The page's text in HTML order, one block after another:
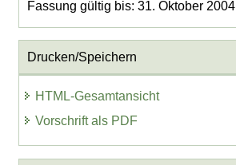
Fassung gültig bis: 31. Oktober 2004
Drucken/Speichern
HTML-Gesamtansicht
Vorschrift als PDF